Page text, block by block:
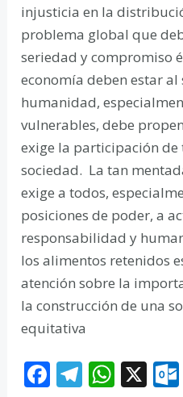
injusticia en la
problema global que
seriedad y compromiso
economía deben estar al
humanidad,
vulnerables, debe
exige la participación de
sociedad. La tan
exige a todos,
posiciones de poder, a
responsabilidad y
los alimentos retenidos
atención sobre la
la construcción de una
equitativa
F T W X